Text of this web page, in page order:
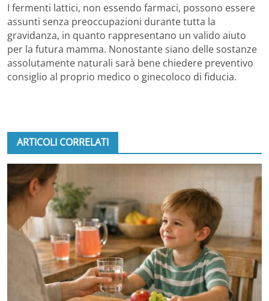
I fermenti lattici, non essendo farmaci, possono essere
assunti senza preoccupazioni durante tutta la
gravidanza, in quanto rappresentano un valido aiuto
per la futura mamma. Nonostante siano delle sostanze
assolutamente naturali sarà bene chiedere preventivo
consiglio al proprio medico o ginecoloco di fiducia.
ARTICOLI CORRELATI